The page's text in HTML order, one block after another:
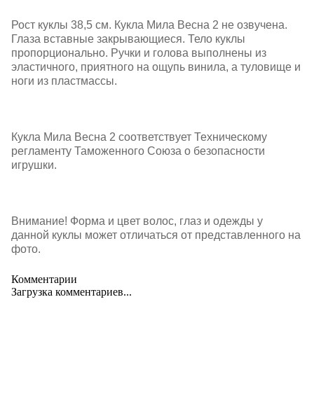
Рост куклы 38,5 см. Кукла Мила Весна 2 не озвучена.
Глаза вставные закрывающиеся. Тело куклы
пропорционально. Ручки и голова выполнены из
эластичного, приятного на ощупь винила, а туловище и
ноги из пластмассы.
Кукла Мила Весна 2 соответствует Техническому
регламенту Таможенного Союза о безопасности
игрушки.
Внимание! Форма и цвет волос, глаз и одежды у
данной куклы может отличаться от представленного на
фото.
Комментарии
Загрузка комментариев...